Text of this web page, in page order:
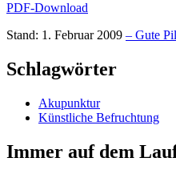
PDF-Download
Stand: 1. Februar 2009 – Gute
Schlagwörter
Akupunktur
Künstliche Befruchtung
Immer auf dem